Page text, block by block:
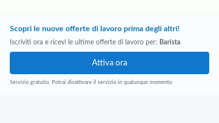
Scopri le nuove offerte di lavoro prima degli altri!
Iscriviti ora e ricevi le ultime offerte di lavoro per: Barista
Servizio gratuito. Potrai disattivare il servizio in qualunque momento